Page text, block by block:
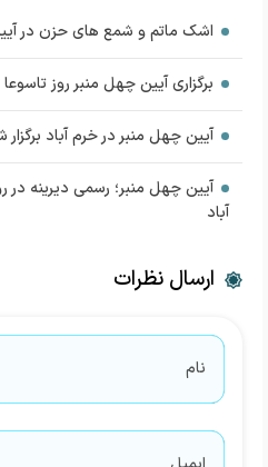
اشک ماتم و شمع های حزن در
برگزاری آیین چهل منبر روز
آیین چهل منبر در خرم آباد برگزار
آیین چهل منبر؛ رسمی دیرینه
آباد
ارسال نظرات